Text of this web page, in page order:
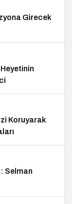
Girecek
Koruyarak
Selman